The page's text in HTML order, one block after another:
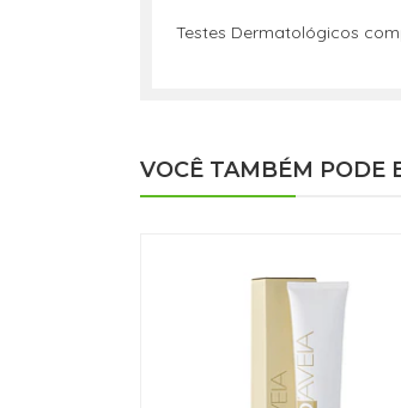
Testes Dermatológicos
VOCÊ TAMBÉM PODE